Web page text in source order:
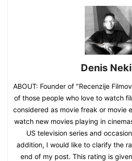
Denis
ABOUT: Founder of "Recenzije
of those people who love to watch
considered as movie freak or movie
watch new movies playing in
US television series and
addition, I would like to clarify the
end of my post. This rating is